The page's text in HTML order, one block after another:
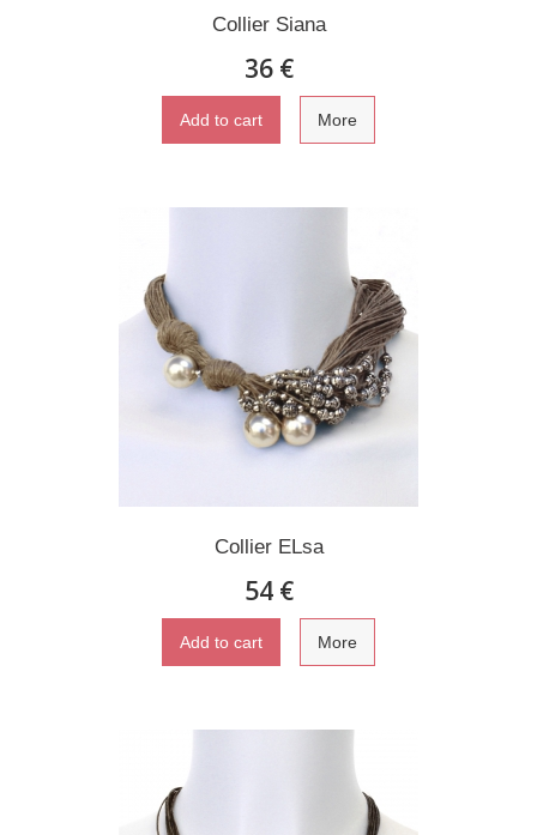
Collier Siana
36 €
Add to cart More
Collier ELsa
54 €
Add to cart More